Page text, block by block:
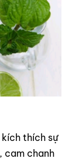
kích thích sự
cam chanh